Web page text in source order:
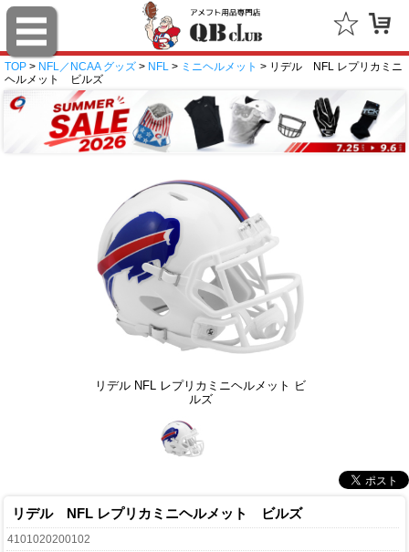
TOP > NFL／NCAA グッズ > NFL > ミニヘルメット > リデル NFL レプリカミニ
ヘルメット ビルズ
リデル NFL レプリカミニヘルメット ビ
ルズ
リデル NFL レプリカミニヘルメット ビルズ
4101020200102